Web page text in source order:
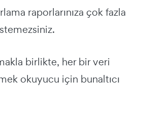
raporlarınıza çok fazla
birlikte, her bir veri
okuyucu için bunaltıcı